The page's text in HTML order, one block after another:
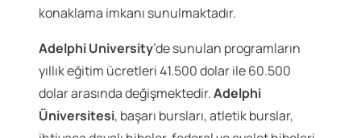
konaklama imkanı sunulmaktadır.
Adelphi University’de sunulan programların
yıllık eğitim ücretleri 41.500 dolar ile 60.500
dolar arasında değişmektedir.Adelphi
Üniversitesi, başarı bursları, atletik burslar,